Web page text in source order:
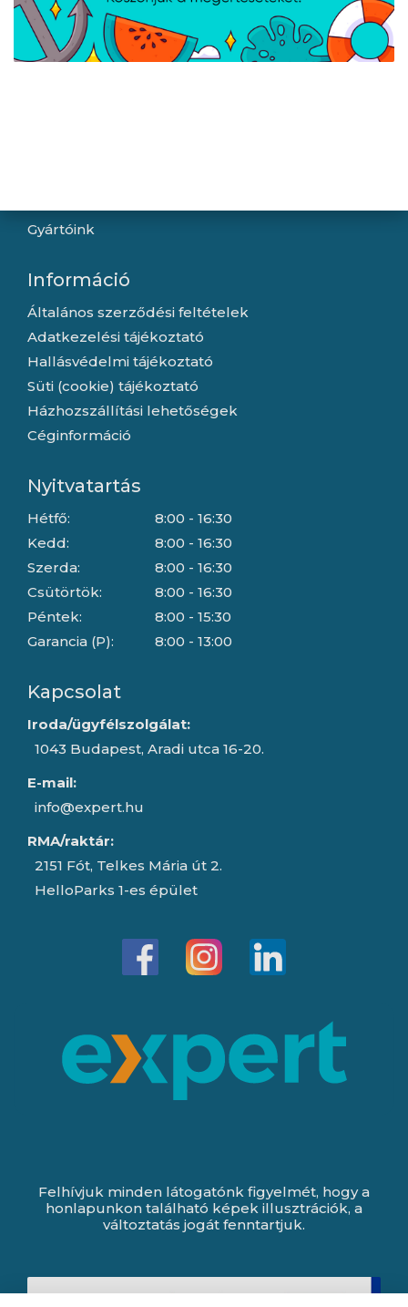
Gyártóink
Információ
Általános szerződési feltételek
Adatkezelési tájékoztató
Hallásvédelmi tájékoztató
Süti (cookie) tájékoztató
Házhozszállítási lehetőségek
Céginformáció
Nyitvatartás
Hétfő:
Kedd:
Szerda:
Csütörtök:
Péntek:
Garancia (P):
8:00 - 16:30
8:00 - 16:30
8:00 - 16:30
8:00 - 16:30
8:00 - 15:30
8:00 - 13:00
Kapcsolat
Iroda/ügyfélszolgálat:
1043 Budapest, Aradi utca 16-20.
E-mail:
info@expert.hu
RMA/raktár:
2151 Fót, Telkes Mária út 2.
HelloParks 1-es épület
Felhívjuk minden látogatónk figyelmét, hogy a
honlapunkon található képek illusztrációk, a
változtatás jogát fenntartjuk.